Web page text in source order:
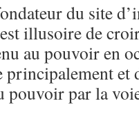
du site
illusoire de
au pouvoir en
principalement et
pouvoir par la